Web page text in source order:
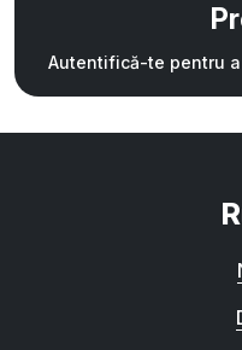
Autentifică-te pentru